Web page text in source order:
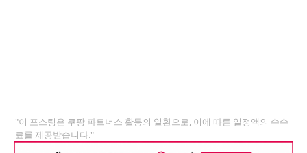
"이 포스팅은 쿠팡 파트너스 활동의 일환으로, 이에 따른 일정액의 수수
료를 제공받습니다."